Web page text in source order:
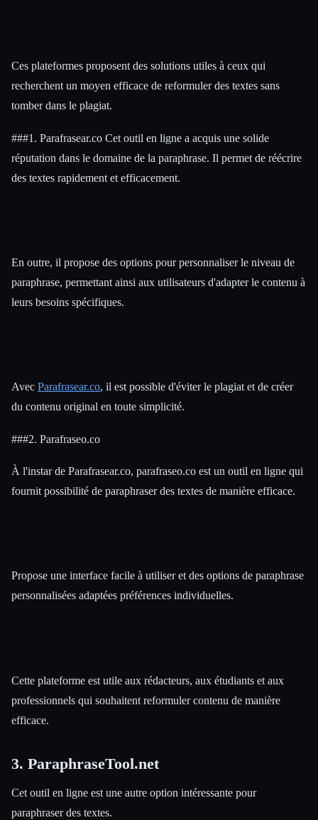
Ces plateformes proposent des solutions utiles à ceux qui
recherchent un moyen efficace de reformuler des textes sans
tomber dans le plagiat.
###1. Parafrasear.co Cet outil en ligne a acquis une solide
réputation dans le domaine de la paraphrase. Il permet de réécrire
des textes rapidement et efficacement.
En outre, il propose des options pour personnaliser le niveau de
paraphrase, permettant ainsi aux utilisateurs d'adapter le contenu à
leurs besoins spécifiques.
Avec Parafrasear.co, il est possible d'éviter le plagiat et de créer
du contenu original en toute simplicité.
###2. Parafraseo.co
À l'instar de Parafrasear.co, parafraseo.co est un outil en ligne qui
fournit possibilité de paraphraser des textes de manière efficace.
Propose une interface facile à utiliser et des options de paraphrase
personnalisées adaptées préférences individuelles.
Cette plateforme est utile aux rédacteurs, aux étudiants et aux
professionnels qui souhaitent reformuler contenu de manière
efficace.
3. ParaphraseTool.net
Cet outil en ligne est une autre option intéressante pour
paraphraser des textes.